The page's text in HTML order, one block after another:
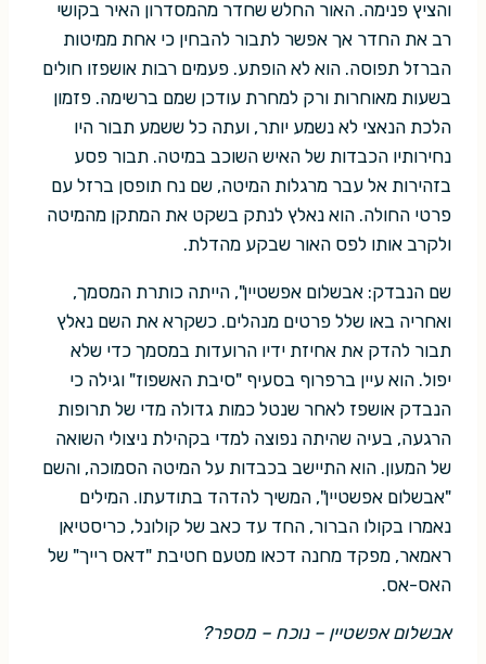
והציץ פנימה. האור החלש שחדר מהמסדרון האיר בקושי
רב את החדר אך אפשר לתבור להבחין כי אחת ממיטות
הברזל תפוסה. הוא לא הופתע. פעמים רבות אושפזו חולים
בשעות מאוחרות ורק למחרת עודכן שמם ברשימה. פזמון
הלכת הנאצי לא נשמע יותר, ועתה כל ששמע תבור היו
נחירותיו הכבדות של האיש השוכב במיטה. תבור פסע
בזהירות אל עבר מרגלות המיטה, שם נח תופסן ברזל עם
פרטי החולה. הוא נאלץ לנתק בשקט את המתקן מהמיטה
ולקרב אותו לפס האור שבקע מהדלת.
שם הנבדק: אבשלום אפשטיין", הייתה כותרת המסמך,
ואחריה באו שלל פרטים מנהלים. כשקרא את השם נאלץ
תבור להדק את אחיזת ידיו הרועדות במסמך כדי שלא
יפול. הוא עיין ברפרוף בסעיף "סיבת האשפוז" וגילה כי
הנבדק אושפז לאחר שנטל כמות גדולה מדי של תרופות
הרגעה, בעיה שהיתה נפוצה למדי בקהילת ניצולי השואה
של המעון. הוא התיישב בכבדות על המיטה הסמוכה, והשם
"אבשלום אפשטיין", המשיך להדהד בתודעתו. המילים
נאמרו בקולו הברור, החד עד כאב של קולונל, כריסטיאן
ראמאר, מפקד מחנה דכאו מטעם חטיבת "דאס רייך" של
האס-אס.
אבשלום אפשטיין – נוכח – מספר?